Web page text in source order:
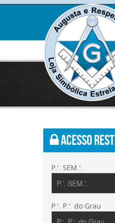
Acesso
P.'. SEM.'.
P.'. P.'. do Grau